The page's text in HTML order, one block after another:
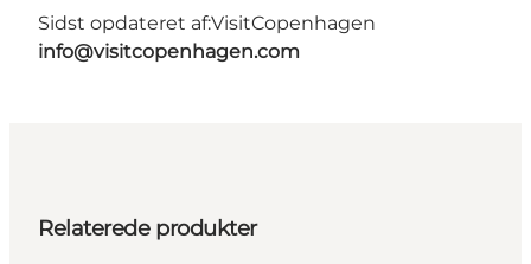
Sidst opdateret af:VisitCopenhagen
info@visitcopenhagen.com
Relaterede produkter